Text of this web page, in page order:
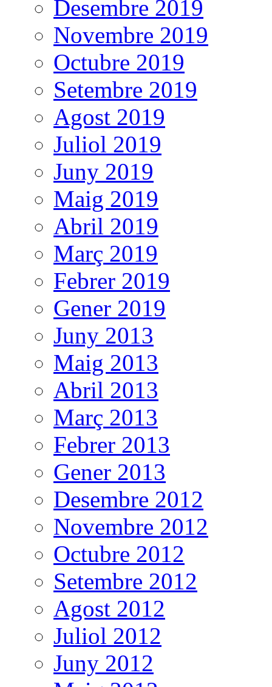
Desembre 2019
Novembre 2019
Octubre 2019
Setembre 2019
Agost 2019
Juliol 2019
Juny 2019
Maig 2019
Abril 2019
Març 2019
Febrer 2019
Gener 2019
Juny 2013
Maig 2013
Abril 2013
Març 2013
Febrer 2013
Gener 2013
Desembre 2012
Novembre 2012
Octubre 2012
Setembre 2012
Agost 2012
Juliol 2012
Juny 2012